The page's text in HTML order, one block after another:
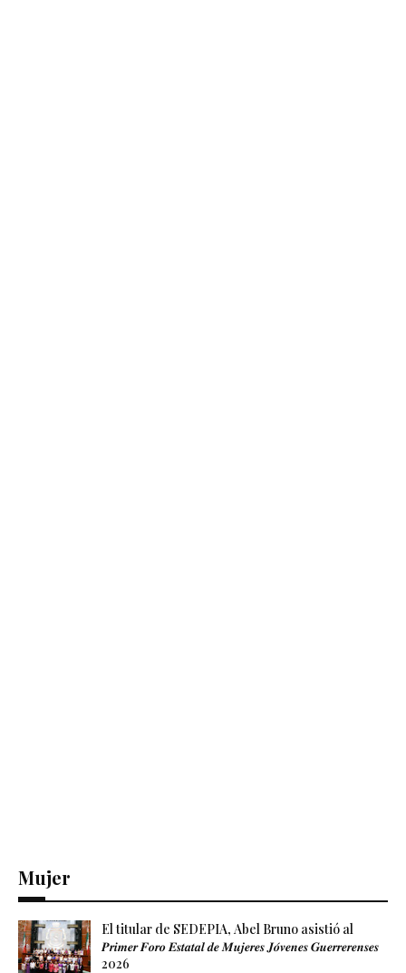
Mujer
El titular de SEDEPIA, Abel Bruno asistió al
𝑷𝒓𝒊𝒎𝒆𝒓 𝑭𝒐𝒓𝒐 𝑬𝒔𝒕𝒂𝒕𝒂𝒍 𝒅𝒆 𝑴𝒖𝒋𝒆𝒓𝒆𝒔 𝑱𝒐́𝒗𝒆𝒏𝒆𝒔 𝑮𝒖𝒆𝒓𝒓𝒆𝒓𝒆𝒏𝒔𝒆𝒔
2026